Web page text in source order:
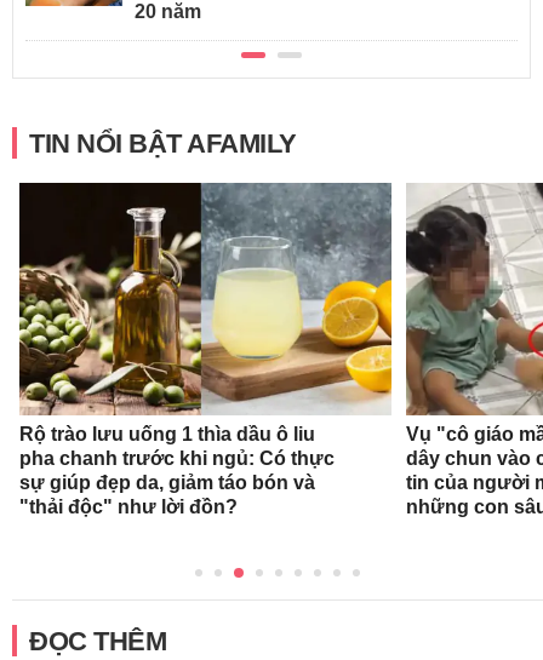
20 năm
TIN NỔI BẬT AFAMILY
Rộ trào lưu uống 1 thìa dầu ô liu
pha chanh trước khi ngủ: Có thực
sự giúp đẹp da, giảm táo bón và
"thải độc" như lời đồn?
Vụ "cô giáo
dây chun vào
tin của người
những con
ĐỌC THÊM